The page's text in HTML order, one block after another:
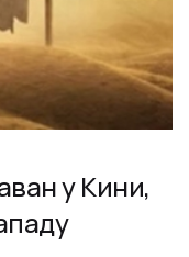
у Кини,